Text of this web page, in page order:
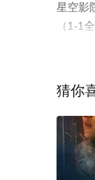
星空影
（1-1
猜你